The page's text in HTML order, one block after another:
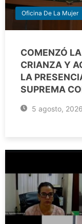
Oficina De La Mujer
COMENZÓ
CRIANZA Y
LA
SUPREMA
5 agosto, 2026